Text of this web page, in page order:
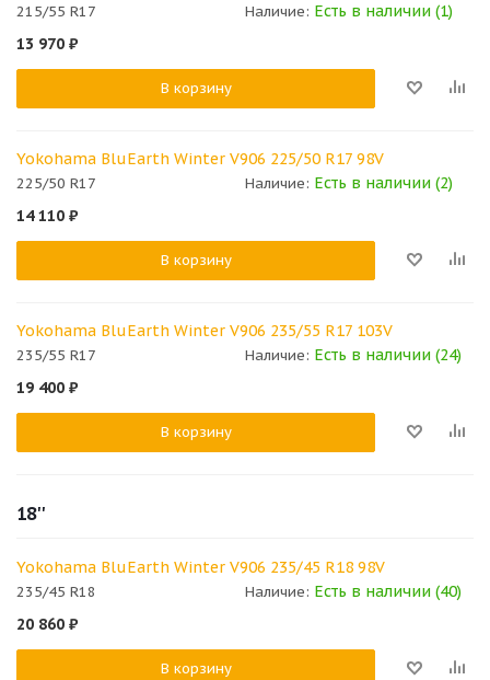
215/55 R17 Наличие: Есть в наличии (1)
13 970 ₽
В корзину
Yokohama BluEarth Winter V906 225/50 R17 98V
225/50 R17 Наличие: Есть в наличии (2)
14 110 ₽
В корзину
Yokohama BluEarth Winter V906 235/55 R17 103V
235/55 R17 Наличие: Есть в наличии (24)
19 400 ₽
В корзину
18''
Yokohama BluEarth Winter V906 235/45 R18 98V
235/45 R18 Наличие: Есть в наличии (40)
20 860 ₽
В корзину